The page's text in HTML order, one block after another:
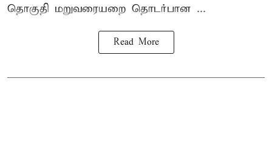
தொகுதி மறுவரையறை தொடர்பான ...
Read More